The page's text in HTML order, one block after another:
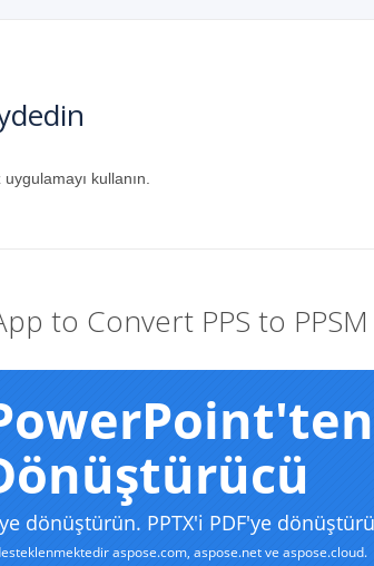
kullanın.
to Convert PPS to PPSM